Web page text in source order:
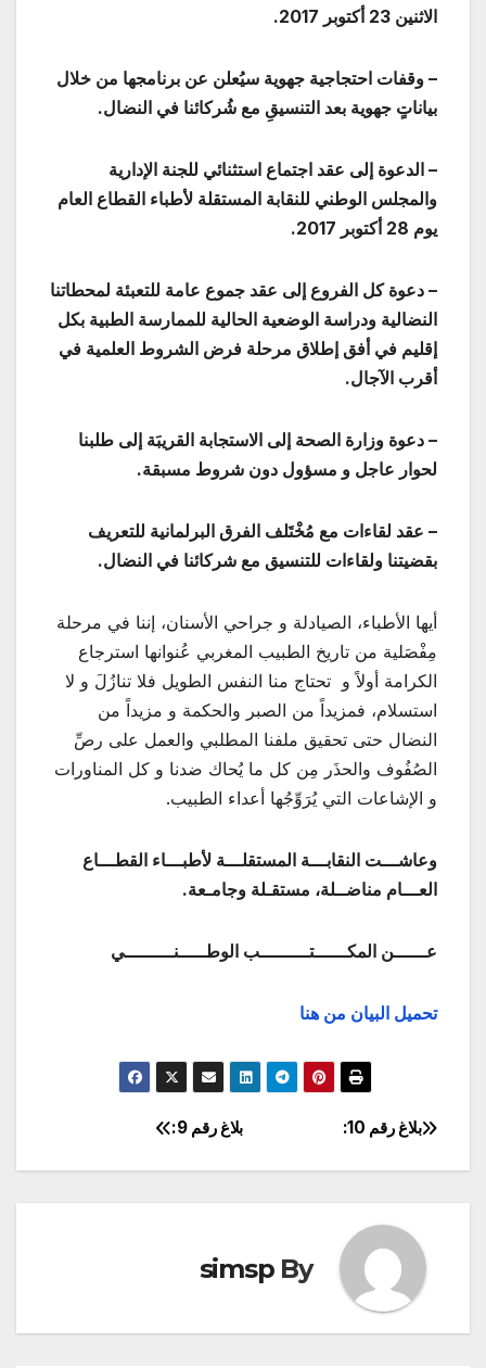
الاثنين 23 أكتوبر 2017.
– وقفات احتجاجية جهوية سيُعلن عن برنامجها من خلال
بياناتٍ جهوية بعد التنسيقِ مع شُركائنا في النضال.
– الدعوة إلى عقد اجتماع استثنائي للجنة الإدارية
والمجلس الوطني للنقابة المستقلة لأطباء القطاع العام
يوم 28 أكتوبر 2017.
– دعوة كل الفروع إلى عقد جموع عامة للتعبئة لمحطاتنا
النضالية ودراسة الوضعية الحالية للممارسة الطبية بكل
إقليم في أفق إطلاق مرحلة فرض الشروط العلمية في
أقرب الآجال.
– دعوة وزارة الصحة إلى الاستجابة القريبَة إلى طلبنا
لحوار عاجل و مسؤول دون شروط مسبقة.
– عقد لقاءات مع مُخْتَلف الفرق البرلمانية للتعريف
بقضيتنا ولقاءات للتنسيق مع شركائنا في النضال.
أيها الأطباء، الصيادلة و جراحي الأسنان، إننا في مرحلة
مِفْصَلية من تاريخ الطبيب المغربي عُنوانها استرجاع
الكرامة أولاً و تحتاج منا النفس الطويل فلا تنازُلَ و لا
استسلام، فمزيداً من الصبر والحكمة و مزيداً من
النضال حتى تحقيق ملفنا المطلبي والعمل على رصِّ
الصُفُوف والحذَر مِن كل ما يُحاك ضدنا و كل المناورات
و الإشاعات التي يُرَوِّجُها أعداء الطبيب.
وعاشـــت النقابـــة المستقلـــة لأطبـــاء القطـــاع
العـــام مناضــلة، مستقـلة وجامـعة.
عــــــن المكــــــتـــــــــب الوطـــــنـــــــــي
تحميل البيان من هنا
تصفّح
المقالات
بلاغ رقم 9: بلاغ رقم 10:
By
simsp